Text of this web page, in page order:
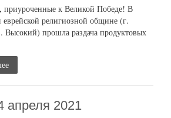
приуроченные к Великой Победе! В
еврейской религиозной общине (г.
прошла раздача продуктовых
апреля 2021